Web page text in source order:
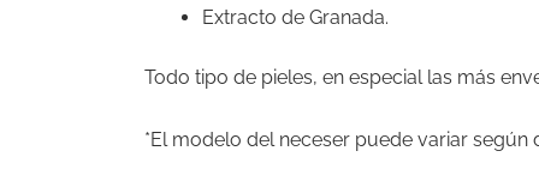
Extracto de Granada.
Todo tipo de pieles, en especial las más
*El modelo del neceser puede variar según